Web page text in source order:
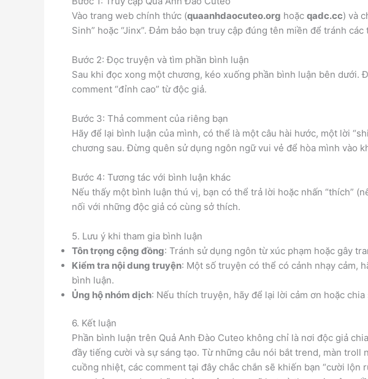
Vào trang web chính thức (quaanhdaocuteo.org hoặc qadc.cc) và
Sinh” hoặc “Jinx”. Đảm bảo bạn truy cập đúng tên miền để tránh các
Bước 2: Đọc truyện và tìm phần bình luận
Sau khi đọc xong một chương, kéo xuống phần bình luận bên dưới.
comment “đỉnh cao” từ độc giả.
Bước 3: Thả comment của riêng bạn
Hãy để lại bình luận của mình, có thể là một câu hài hước, một lời
chương sau. Đừng quên sử dụng ngôn ngữ vui vẻ để hòa mình vào
Bước 4: Tương tác với bình luận khác
Nếu thấy một bình luận thú vị, bạn có thể trả lời hoặc nhấn “thích”
nối với những độc giả có cùng sở thích.
5. Lưu ý khi tham gia bình luận
Tôn trọng cộng đồng: Tránh sử dụng ngôn từ xúc phạm hoặc gây
Kiểm tra nội dung truyện: Một số truyện có thể có cảnh nhạy cảm,
bình luận.
Ủng hộ nhóm dịch: Nếu thích truyện, hãy để lại lời cảm ơn hoặc
6. Kết luận
Phần bình luận trên Quả Anh Đào Cuteo không chỉ là nơi độc giả
đầy tiếng cười và sự sáng tạo. Từ những câu nói bắt trend, màn troll
cuồng nhiệt, các comment tại đây chắc chắn sẽ khiến bạn “cười lộn